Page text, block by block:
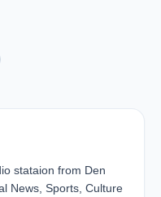
stataion from Den
News, Sports, Culture